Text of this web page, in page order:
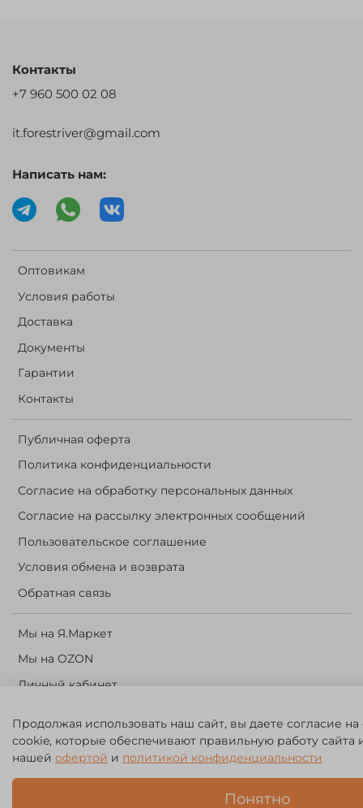
Оптовикам
Условия работы
Доставка
Документы
Гарантии
Контакты
Публичная оферта
Политика конфиденциальности
Согласие на обработку персональных данных
Согласие на рассылку электронных сообщений
Пользовательское соглашение
Условия обмена и возврата
Обратная связь
Мы на Я.Маркет
Мы на OZON
Личный кабинет
Контакты
+7 960 500 02 08
it.forestriver@gmail.com
Написать нам:
©️ 2014 - 2024 Forest River. Рыболовный интернет-магазин.
зн. № 756494
Продолжая использовать наш сайт, вы даете согласие
cookie, которые обеспечивают правильную работу сайта
нашей офертой и политикой конфиденциальности
Понятно